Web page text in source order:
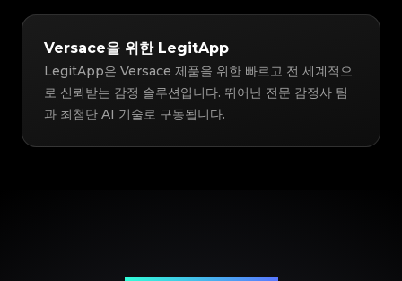
Versace을 위한 LegitApp
LegitApp은 Versace 제품을 위한 빠르고 전 세계적으
로 신뢰받는 감정 솔루션입니다. 뛰어난 전문 감정사 팀
과 최첨단 AI 기술로 구동됩니다.